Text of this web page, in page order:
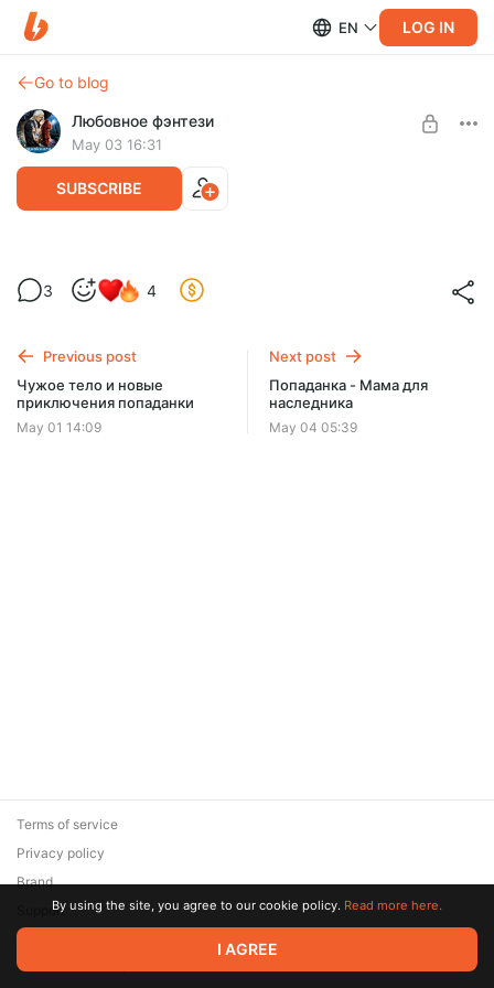
EN LOG IN
Go to blog
Любовное фэнтези
May 03 16:31
SUBSCRIBE
Отбор невест для дракона
Нарршари – высшие парящие. Они наш закон. Нарршари
Оскорбить нарршари – подписать себе...
Level required:
UNLOCK FOR FREE
2 days free, then $6.5 per month
3 4
Previous post
Чужое тело и новые
приключения попаданки
May 01 14:09
Next post
Попаданка - Мама для
наследника
May 04 05:39
© 2026 Zaya Solutions Limited. All rights reserved. All trademarks
are the property of their respective owners.
Terms of service
Privacy policy
Brand
SupportBy using the site, you agree to our cookie policy. Read more here.
I AGREE